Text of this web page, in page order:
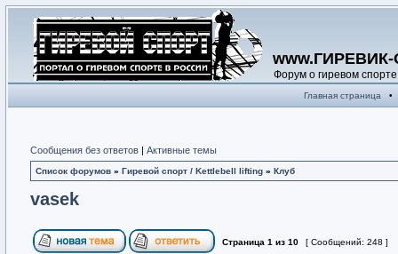
Форум о гиревом спорте
Главная страница •
Сообщения без ответов | Активные темы
Список форумов » Гиревой спорт / Kettlebell lifting » Клуб
vasek
Страница 1 из 10 [ Сообщений: 248 ]